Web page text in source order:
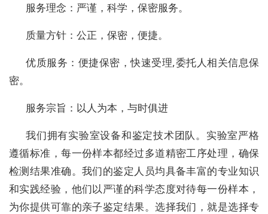
服务理念：严谨，科学，保密服务。
质量方针：公正，保密，便捷。
优质服务：便捷保密，快速受理,委托人相关信息保
密。
服务宗旨：以人为本，与时俱进
我们拥有实验室设备和鉴定技术团队。实验室严格
遵循标准，每一份样本都经过多道精密工序处理，确保
检测结果准确。我们的鉴定人员均具备丰富的专业知识
和实践经验，他们以严谨的科学态度对待每一份样本，
为你提供可靠的亲子鉴定结果。选择我们，就是选择专